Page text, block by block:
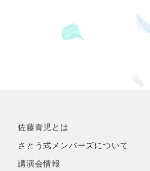
佐藤青児とは
さとう式メンバーズについて
講演会情報